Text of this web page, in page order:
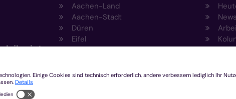
Aachen-Land
Aachen-Stadt
Düren
Eifel
Heinsberg
Krefeld